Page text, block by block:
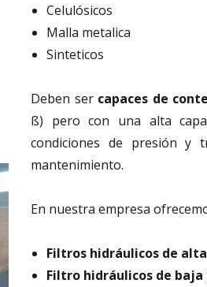
Celulósicos
Malla metalica
Sinteticos
Deben ser capaces de
ß) pero con una alta
condiciones de presión y
mantenimiento.
En nuestra empresa
Filtros hidráulicos de
Filtro hidráulicos de